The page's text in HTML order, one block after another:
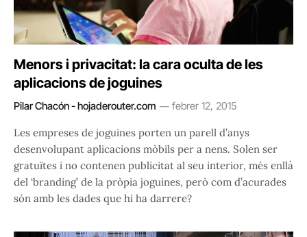
Menors i privacitat: la cara oculta de les
aplicacions de joguines
Pilar Chacón - hojaderouter.com febrer 12, 2015
Les empreses de joguines porten un parell d’anys
desenvolupant aplicacions mòbils per a nens. Solen ser
gratuïtes i no contenen publicitat al seu interior, més enllà
del ‘branding’ de la pròpia joguines, però com d’acurades
són amb les dades que hi ha darrere?